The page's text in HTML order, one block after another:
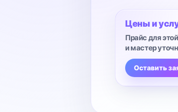
Цены и
Прайс для
и мастер
Оставить